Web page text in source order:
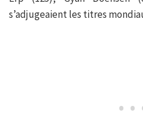
s’adjugeaient les titres